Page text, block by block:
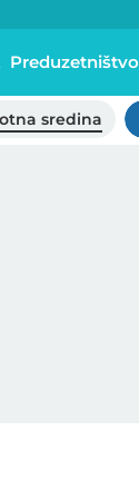
Preduzetništvo
sredina